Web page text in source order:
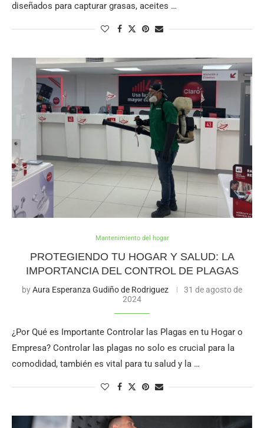
diseñados para capturar grasas, aceites …
Mantenimiento del hogar
PROTEGIENDO TU HOGAR Y SALUD: LA
IMPORTANCIA DEL CONTROL DE PLAGAS
byAura Esperanza Gudiño de Rodriguez
31 de agosto de
2024
¿Por Qué es Importante Controlar las Plagas en tu Hogar o
Empresa? Controlar las plagas no solo es crucial para la
comodidad, también es vital para tu salud y la …